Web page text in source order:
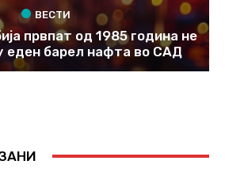
ВЕСТИ
првпат од 1985 година не
еден барел нафта во САД